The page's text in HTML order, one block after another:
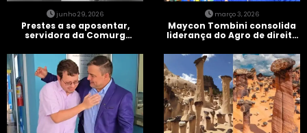
junho 29, 2026
Prestes a se aposentar,
servidora da Comurg
entra em protocolo de
morte encefálica
março 3, 2026
Maycon Tombini consolida
liderança do Agro de direita
Brasil” em Goiânia